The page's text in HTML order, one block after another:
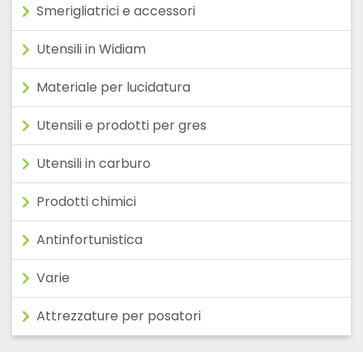
Smerigliatrici e accessori
Utensili in Widiam
Materiale per lucidatura
Utensili e prodotti per gres
Utensili in carburo
Prodotti chimici
Antinfortunistica
Varie
Attrezzature per posatori